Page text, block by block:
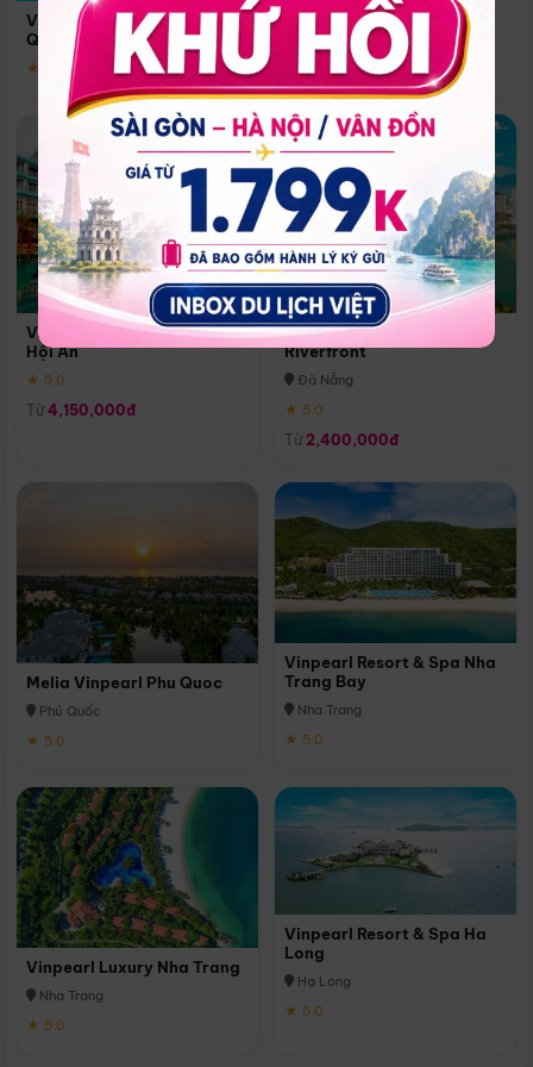
Vinpearl Resort & Spa Phu
Quoc
★ 5.0
Quoc
Phú Quốc
★ 5.0
Vinpearl Resort & Golf Nam
Hội An
★ 5.0
Từ 4,150,000đ
Melia Vinpearl Danang
Riverfront
Đà Nẵng
★ 5.0
Từ 2,400,000đ
Melia Vinpearl Phu Quoc
Phú Quốc
★ 5.0
Vinpearl Resort & Spa Nha
Trang Bay
Nha Trang
★ 5.0
Vinpearl Luxury Nha Trang
Nha Trang
★ 5.0
Vinpearl Resort & Spa Ha
Long
Hạ Long
★ 5.0